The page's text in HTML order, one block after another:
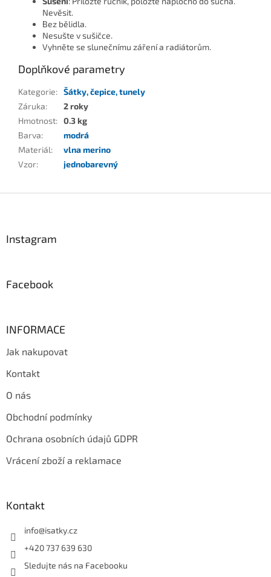
Nevěsit.
Bez bělidla.
Nesušte v sušičce.
Vyhněte se slunečnímu záření a radiátorům.
Doplňkové parametry
Kategorie: Šátky, čepice, tunely
Záruka:
2 roky
Hmotnost: 0.3 kg
Barva:
modrá
Materiál:
vlna merino
Vzor: jednobarevný
Instagram
Facebook
INFORMACE
Jak nakupovat
Kontakt
O nás
Obchodní podmínky
Ochrana osobních údajů GDPR
Vrácení zboží a reklamace
Kontakt
info@isatky.cz
+420 737 639 630
Sledujte nás na Facebooku